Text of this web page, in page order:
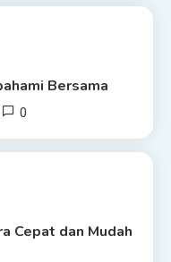
Bersama
0
Cepat dan Mudah